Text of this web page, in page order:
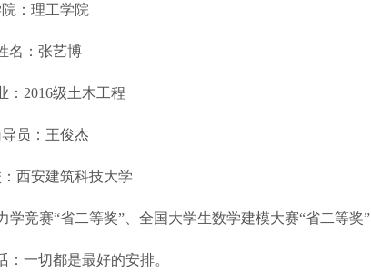
：理工学院
名：张艺博
：2016级土木工程
员：王俊杰
西安建筑科技大学
学竞赛“省二等奖”、全国大学生数学建模大赛“省二等奖”
：一切都是最好的安排。